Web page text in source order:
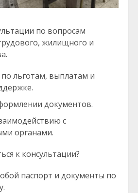
по вопросам
жилищного и
по льготам, выплатам и
документов.
с
органами.
к консультации?
паспорт и документы по